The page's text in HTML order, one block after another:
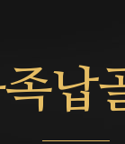
납